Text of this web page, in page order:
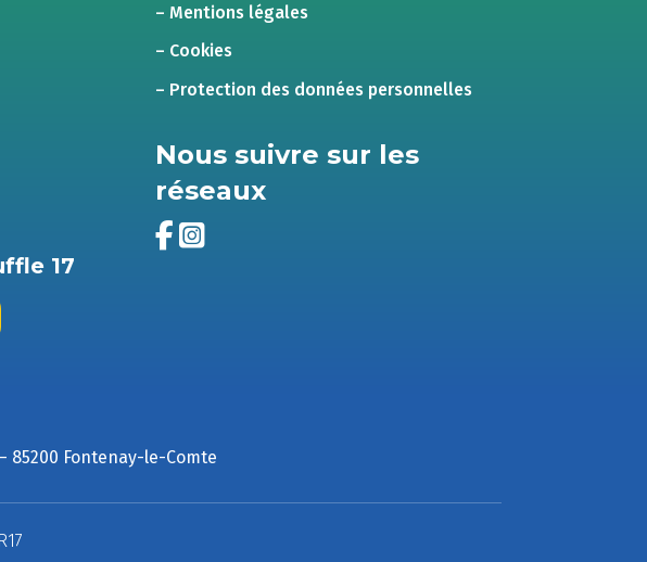
17
– Mentions légales
– Cookies
– Protection des données personnelles
Nous suivre sur les
réseaux
– 85200 Fontenay-le-Comte